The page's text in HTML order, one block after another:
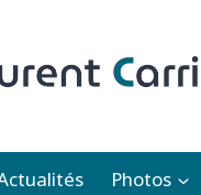
Photos